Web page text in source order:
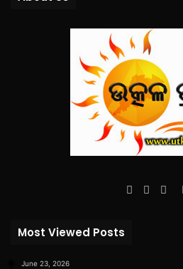
Most Viewed Posts
June 23, 2026